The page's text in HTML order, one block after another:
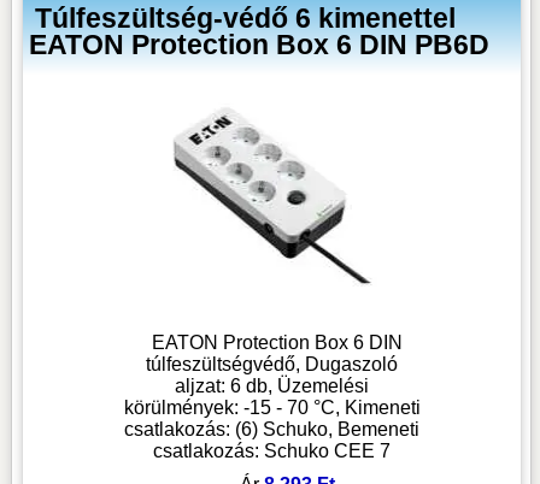
Túlfeszültség-védő 6 kimenettel
EATON Protection Box 6 DIN PB6D
EATON Protection Box 6 DIN
túlfeszültségvédő, Dugaszoló
aljzat: 6 db, Üzemelési
körülmények: -15 - 70 °C, Kimeneti
csatlakozás: (6) Schuko, Bemeneti
csatlakozás: Schuko CEE 7